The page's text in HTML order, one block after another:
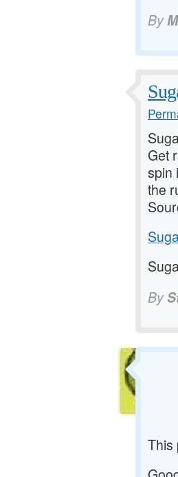
By
Get
spin
the
By
This